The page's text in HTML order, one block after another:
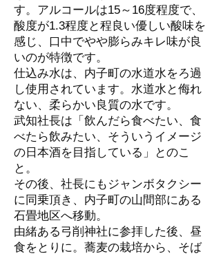
す。アルコールは15～16度程度で、
酸度が1.3程度と程良い優しい酸味を
感じ、口中でやや膨らみキレ味が良
いのが特徴です。
仕込み水は、内子町の水道水をろ過
し使用されています。水道水と侮れ
ない、柔らかい良質の水です。
武知社長は「飲んだら食べたい、食
べたら飲みたい、そういうイメージ
の日本酒を目指している」とのこ
と。
その後、社長にもジャンボタクシー
に同乗頂き、内子町の山間部にある
石畳地区へ移動。
由緒ある弓削神社に参拝した後、昼
食をとりに。蕎麦の栽培から、そば